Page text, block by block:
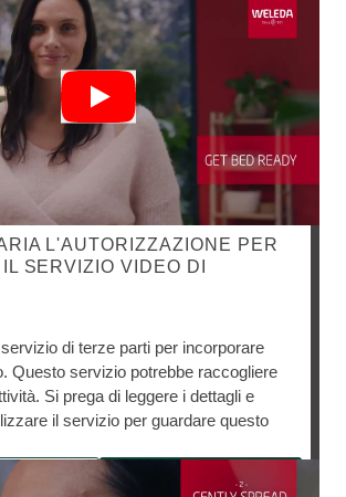
L'AUTORIZZAZIONE PER
SERVIZIO VIDEO DI
di terze parti per incorporare
Questo servizio potrebbe raccogliere
Si prega di leggere i dettagli e
il servizio per guardare questo
Cookie
per te con una maschera viso